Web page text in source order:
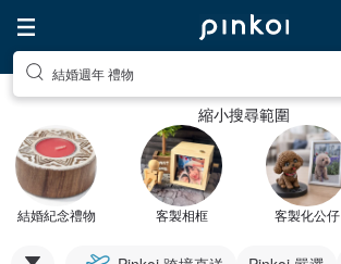
結婚週年 禮物
縮小搜尋範圍
結婚紀念禮物 客製相框 客製化公仔